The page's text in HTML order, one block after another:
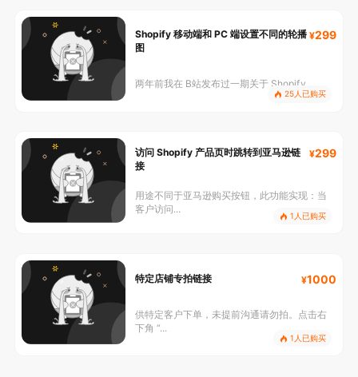
Shopify 移动端和 PC 端设置不同的轮播
图
299
两年前我在 B站发布过一期关于 Shopify ...
25人已购买
访问 Shopify 产品页时跳转到亚马逊链
接
299
用途不同于亚马逊购买按钮，此功能实现：当
客户访问...
1人已购买
特定店铺专拍链接 1000
供特定客户下单，未提前沟通请勿拍。点击右
下角 “...
1人已购买